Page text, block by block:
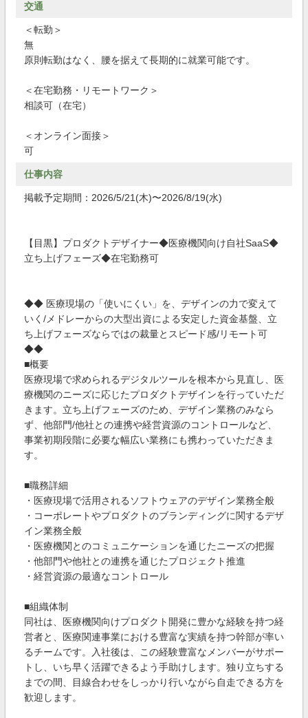
交通
＜転勤＞
無
原則転勤はなく、腰を据えて長期的に就業可能です。
＜在宅勤務・リモートワーク＞
相談可（在宅）
＜オンライン面接＞
可
仕事内容
掲載予定期間：2026/5/21(木)〜2026/8/19(水)
【目黒】プロダクトデザイナー◆医療機関向け自社SaaS◆
立ち上げフェーズ◆在宅勤務可
◆◆ 医療現場の「使いにくい」を、デザインの力で変えて
いく/メドレーからの大型出資による安定した資金基盤、立
ち上げフェーズならではの裁量とスピード感/リモート可
◆◆
■概要
医療現場で求められるデジタルツールを根本から見直し、医
療機関のニーズに応じたプロダクトデザインを行っていただ
きます。立ち上げフェーズのため、デザイン業務のみなら
ず、他部門/他社との連携や経営資源のコントロールなど、
事業初期段階に必要な幅広い業務にも携わっていただきま
す。
■職務詳細
・医療現場で活用されるソフトウェアのデザイン業務全般
・コーポレートやプロダクトのブランディングに関するデザ
イン業務全般
・医療機関とのコミュニケーションを通じたニーズの把握
・他部門や他社との連携を通じたプロジェクト推進
・経営資源の最適なコントロール
■組織体制
同社は、医療機関向けプロダクト開発に豊かな経験を持つ経
営者と、医療関連事業における豊富な実績を持つ幹部が率い
るチームです。入社後は、この経験豊富なメンバーがサポー
トし、いち早く活躍できるよう手助けします。独り立ちする
までの間、目線合わせをしっかり行いながら自走できる方を
歓迎します。